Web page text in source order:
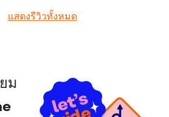
แสดงรีวิวทั้งหมด
ม